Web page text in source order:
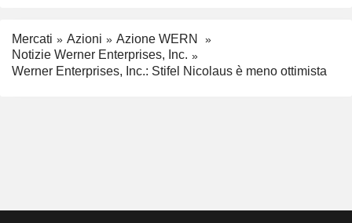
Mercati Azioni
Azione WERN
Notizie Werner Enterprises, Inc.
Werner Enterprises, Inc.: Stifel Nicolaus è meno ottimista